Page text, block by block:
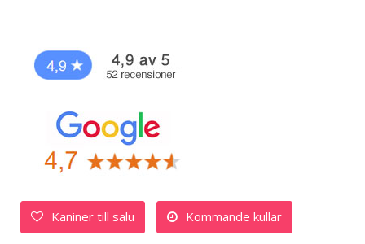
Kaniner till salu Kommande kullar